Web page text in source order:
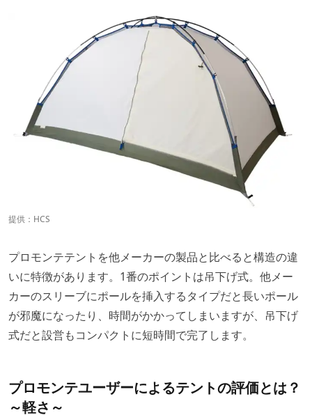
提供： HCS
プロモンテテントを他メーカーの製品と比べると構造の違
いに特徴があります。1番のポイントは吊下げ式。他メー
カーのスリーブにポールを挿入するタイプだと長いポール
が邪魔になったり、時間がかかってしまいますが、吊下げ
式だと設営もコンパクトに短時間で完了します。
プロモンテユーザーによるテントの評価とは？
～軽さ～